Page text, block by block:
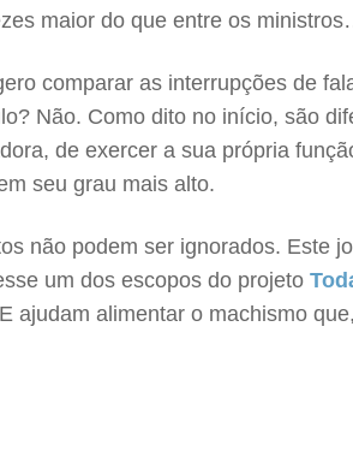
maior do que entre os
comparar as interrupções de
Não. Como dito no início, são
de exercer a sua própria
seu grau mais alto.
não podem ser ignorados. Este
um dos escopos do projeto
ajudam alimentar o machismo